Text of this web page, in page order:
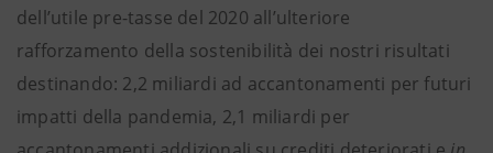
dell’utile pre-tasse del 2020 all’ulteriore
rafforzamento della sostenibilità dei nostri risultati
destinando: 2,2 miliardi ad accantonamenti per futuri
impatti della pandemia, 2,1 miliardi per